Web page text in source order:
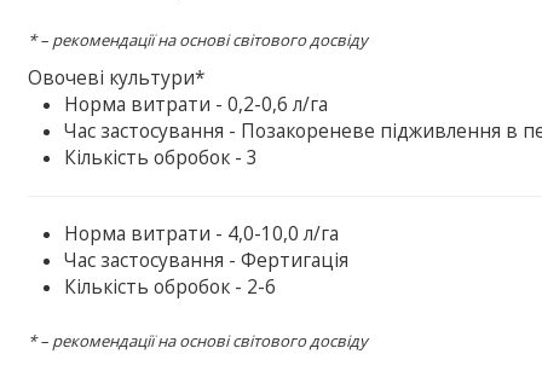
* – рекомендації на основі світового досвіду
Овочеві культури*
Норма витрати - 0,2-0,6 л/га
Час застосування - Позакореневе підживлення в
Кількість обробок - 3
Норма витрати - 4,0-10,0 л/га
Час застосування - Фертигація
Кількість обробок - 2-6
* – рекомендації на основі світового досвіду